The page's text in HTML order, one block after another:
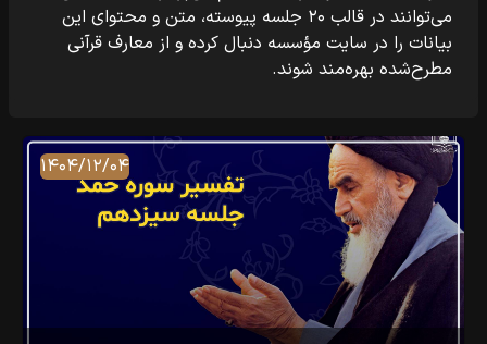
می‌توانند در قالب ۲۰ جلسه پیوسته، متن و محتوای این
بیانات را در سایت مؤسسه دنبال کرده و از معارف قرآنی
مطرح‌شده بهره‌مند شوند.
۱۴۰۴/۱۲/۰۴